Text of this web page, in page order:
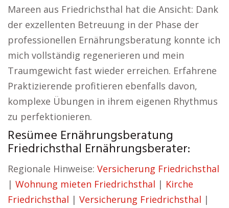
Mareen aus Friedrichsthal hat die Ansicht: Dank
der exzellenten Betreuung in der Phase der
professionellen Ernährungsberatung konnte ich
mich vollständig regenerieren und mein
Traumgewicht fast wieder erreichen. Erfahrene
Praktizierende profitieren ebenfalls davon,
komplexe Übungen in ihrem eigenen Rhythmus
zu perfektionieren.
Resümee Ernährungsberatung
Friedrichsthal Ernährungsberater:
Regionale Hinweise: Versicherung Friedrichsthal
| Wohnung mieten Friedrichsthal | Kirche
Friedrichsthal | Versicherung Friedrichsthal |